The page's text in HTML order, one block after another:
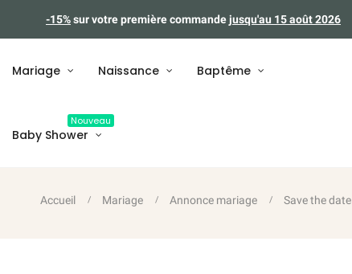
-15%sur votre première commandejusqu'au 15 août 2026
Mariage Naissance Baptême
Baby Shower
Nouveau
Accueil Mariage Annonce mariage Save the date